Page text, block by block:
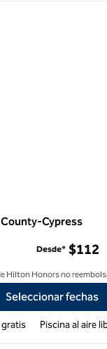
County-Cypress
Orange County-
Desde* $112
Hilton Honors no
Seleccionar fechas
Piscina al aire